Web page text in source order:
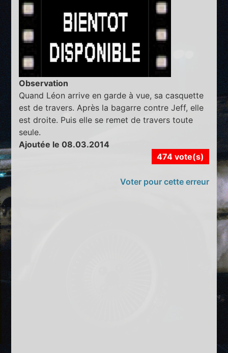
Observation
Quand Léon arrive en garde à vue, sa casquette
est de travers. Après la bagarre contre Jeff, elle
est droite. Puis elle se remet de travers toute
seule.
Ajoutée le 08.03.2014
474 vote(s)
Voter pour cette erreur